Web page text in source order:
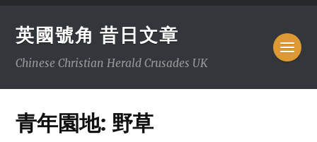
英國號角 昔日文章
Chinese Christian Herald Crusades UK
青年園地: 野草